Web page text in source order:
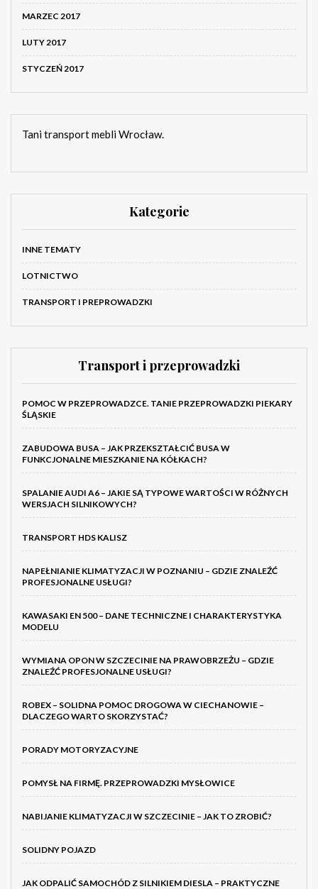
MARZEC 2017
LUTY 2017
STYCZEŃ 2017
Tani transport mebli Wrocław.
Kategorie
INNE TEMATY
LOTNICTWO
TRANSPORT I PREPROWADZKI
Transport i przeprowadzki
POMOC W PRZEPROWADZCE. TANIE PRZEPROWADZKI PIEKARY
ŚLĄSKIE
ZABUDOWA BUSA – JAK PRZEKSZTAŁCIĆ BUSA W
FUNKCJONALNE MIESZKANIE NA KÓŁKACH?
SPALANIE AUDI A6 – JAKIE SĄ TYPOWE WARTOŚCI W RÓŻNYCH
WERSJACH SILNIKOWYCH?
TRANSPORT HDS KALISZ
NAPEŁNIANIE KLIMATYZACJI W POZNANIU – GDZIE ZNALEŹĆ
PROFESJONALNE USŁUGI?
KAWASAKI EN 500 – DANE TECHNICZNE I CHARAKTERYSTYKA
MODELU
WYMIANA OPON W SZCZECINIE NA PRAWOBRZEŻU – GDZIE
ZNALEŹĆ PROFESJONALNE USŁUGI?
ROBEX – SOLIDNA POMOC DROGOWA W CIECHANOWIE –
DLACZEGO WARTO SKORZYSTAĆ?
PORADY MOTORYZACYJNE
POMYSŁ NA FIRMĘ. PRZEPROWADZKI MYSŁOWICE
NABIJANIE KLIMATYZACJI W SZCZECINIE – JAK TO ZROBIĆ?
SOLIDNY POJAZD
JAK ODPALIĆ SAMOCHÓD Z SILNIKIEM DIESLA – PRAKTYCZNE